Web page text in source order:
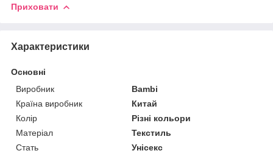
Приховати
Характеристики
Основні
Виробник
Bambi
Країна виробник
Китай
Колір
Різні кольори
Матеріал
Текстиль
Стать
Унісекс